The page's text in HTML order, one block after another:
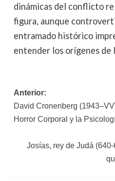
dinámicas del conflicto
figura, aunque
entramado histórico
entender los orígenes de
Navegación
de
entradas
Anterior:
David Cronenberg
Horror Corporal y la
Josías, rey de Judá